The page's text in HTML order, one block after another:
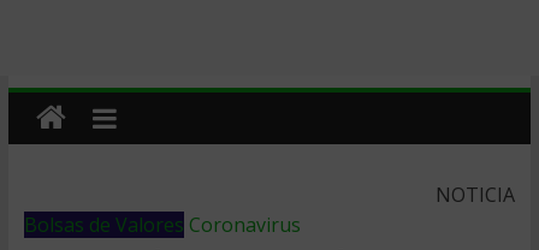
NOTICIA
Bolsas de Valores Coronavirus